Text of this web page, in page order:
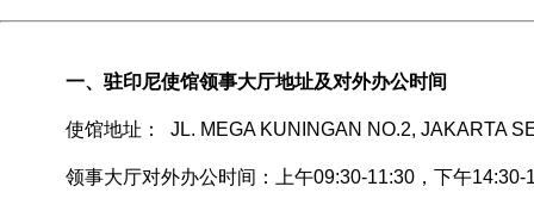
一、驻印尼使馆领事大厅地址及对外办公时间
使馆地址： JL. MEGA KUNINGAN NO.2, JAKARTA
领事大厅对外办公时间：上午09:30-11:30，下午